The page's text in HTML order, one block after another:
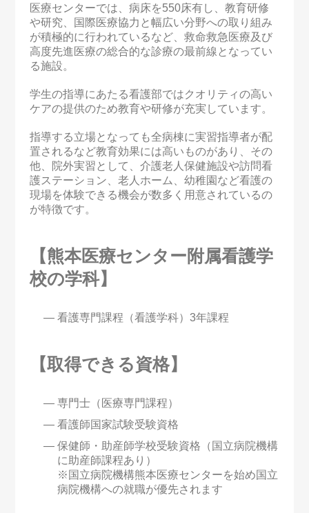
医療センターでは、病床を550床有し、教育研修
や研究、国際医療協力と幅広い分野への取り組み
が積極的に行われているなど、 救命救急医療及び
高度先進医療の総合的な診療の最前線となってい
る施設。
学生の指導にあたる看護部ではクオリティの高い
ケアの提供のため教育や研修が充実しています。
指導する立場となっても全病棟に実習指導者が配
置されるなど教育効果には高いものがあり、その
他、院外実習として、介護老人保健施設や訪問看
護ステーション、老人ホーム、幼稚園など看護の
現場を体験できる機会が数多く用意されているの
が特徴です。
【熊本医療センター附属看護学
校の学科】
看護専門課程（看護学科）3年課程
【取得できる資格】
専門士（医療専門課程）
看護師国家試験受験資格
保健師・助産師学校受験資格（国立病院機構
に助産師課程あり）
※国立病院機構熊本医療センターを始め国立
病院機構への就職が優先されます